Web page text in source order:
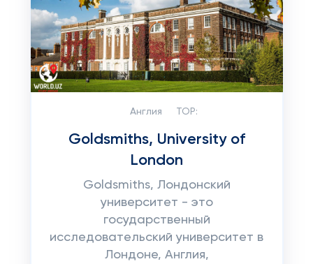
Англия TOP:
Goldsmiths, University of
London
Goldsmiths, Лондонский
университет - это
государственный
исследовательский университет в
Лондоне, Англия,